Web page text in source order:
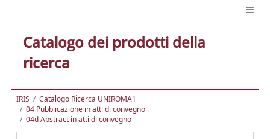
Catalogo dei prodotti della
ricerca
IRIS
Catalogo Ricerca UNIROMA1
04 Pubblicazione in atti di convegno
04d Abstract in atti di convegno